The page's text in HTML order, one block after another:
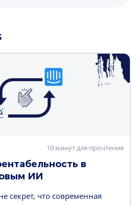
10 минут для прочтения
в
ИИ
секрет, что современная